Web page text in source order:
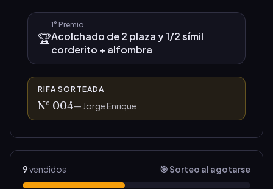
🏆
1° Premio
Acolchado de 2 plaza y 1/2 símil
corderito + alfombra
RIFA SORTEADA
N° 004— Jorge Enrique
9vendidos 🎯 Sorteo al agotarse